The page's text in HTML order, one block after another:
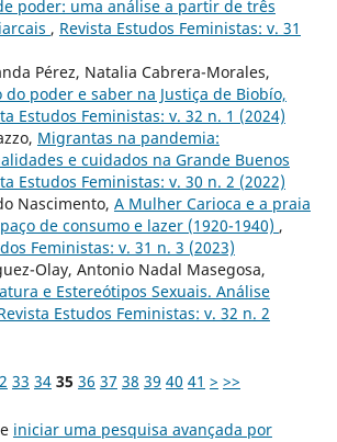
poder: uma análise a partir de três
, Revista Estudos Feministas: v. 31
Pérez, Natalia Cabrera-Morales,
do poder e saber na Justiça de Biobío,
Estudos Feministas: v. 32 n. 1 (2024)
Migrantas na pandemia:
e cuidados na Grande Buenos
Estudos Feministas: v. 30 n. 2 (2022)
Nascimento, A Mulher Carioca e a praia
de consumo e lazer (1920-1940) ,
Feministas: v. 31 n. 3 (2023)
Olay, Antonio Nadal Masegosa,
e Estereótipos Sexuais. Análise
Estudos Feministas: v. 32 n. 2
33 34 35 36 37 38 39 40 41 > >>
iniciar uma pesquisa avançada por